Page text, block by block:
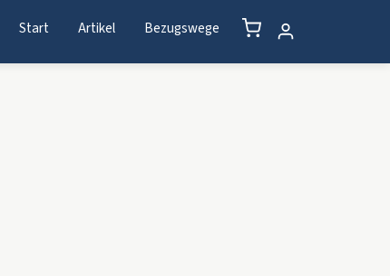
Start Artikel Bezugswege